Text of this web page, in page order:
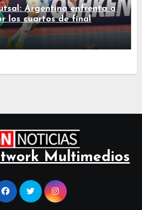
Argentina enfrenta a
los cuartos de final
Multimedios